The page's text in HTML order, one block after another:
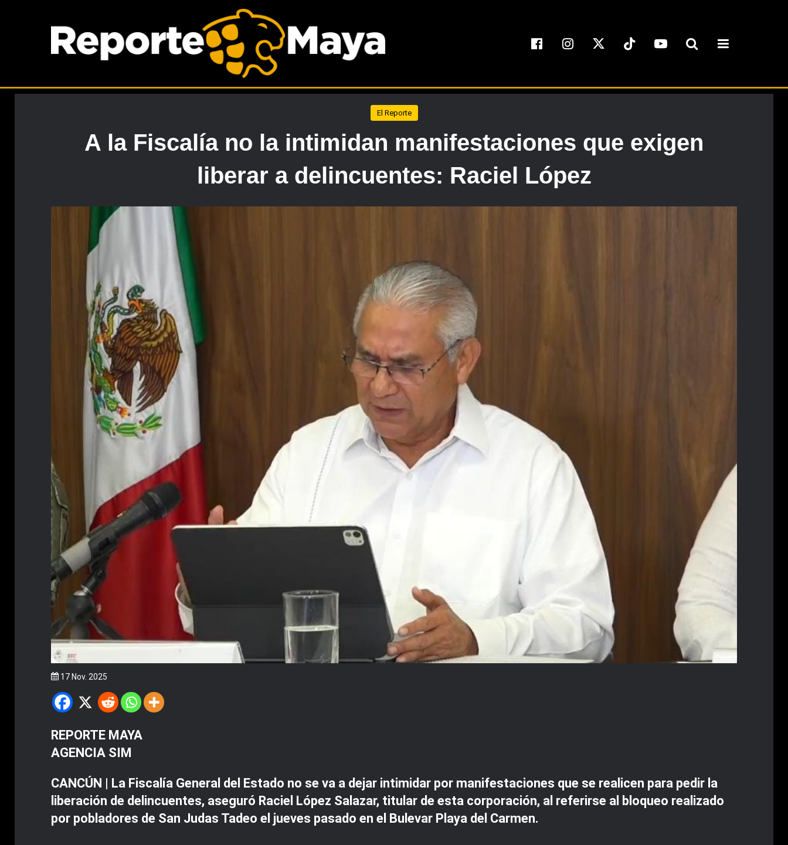
El Reporte
A la Fiscalía no la intimidan manifestaciones que exigen
liberar a delincuentes: Raciel López
17 Nov. 2025
REPORTE MAYA
AGENCIA SIM
CANCÚN | La Fiscalía General del Estado no se va a dejar intimidar por manifestaciones que se realicen para pedir la
liberación de delincuentes, aseguró Raciel López Salazar, titular de esta corporación, al referirse al bloqueo realizado
por pobladores de San Judas Tadeo el jueves pasado en el Bulevar Playa del Carmen.